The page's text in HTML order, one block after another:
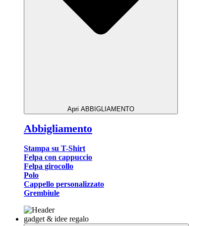
Apri ABBIGLIAMENTO
Abbigliamento
Stampa su T-Shirt
Felpa con cappuccio
Felpa girocollo
Polo
Cappello personalizzato
Grembiule
gadget & idee regalo